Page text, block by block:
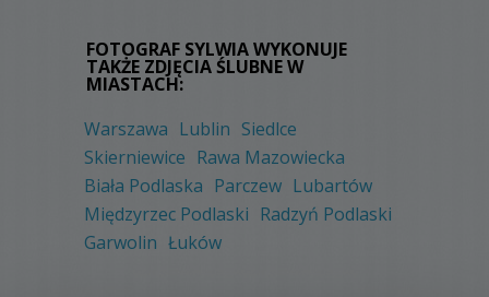
FOTOGRAF SYLWIA WYKONUJE
TAKŻE ZDJĘCIA ŚLUBNE W
MIASTACH:
Warszawa Lublin Siedlce
Skierniewice Rawa Mazowiecka
Biała Podlaska Parczew Lubartów
Międzyrzec Podlaski Radzyń Podlaski
Garwolin Łuków